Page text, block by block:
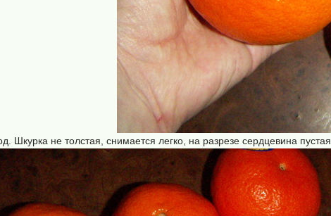
Шкурка не толстая, снимается легко, на разрезе сердцевина пустая.